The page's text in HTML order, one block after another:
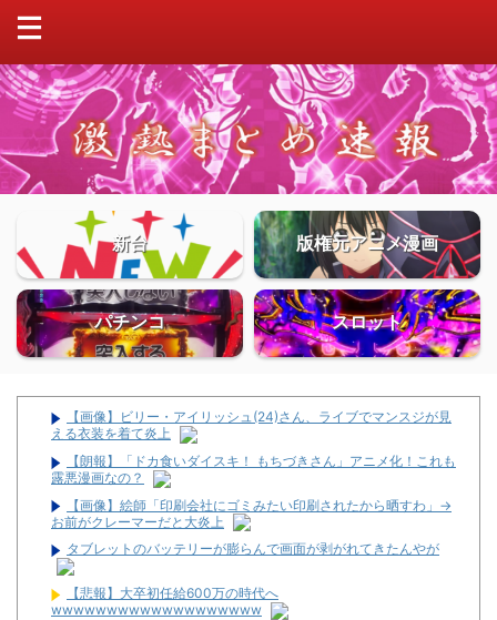
新台 版権元アニメ漫画
パチンコ スロット
【画像】ビリー・アイリッシュ(24)さん、ライブでマンスジが見
える衣装を着て炎上
【朗報】「ドカ食いダイスキ！ もちづきさん」アニメ化！これも
露悪漫画なの？
【画像】絵師「印刷会社にゴミみたい印刷されたから晒すわ」→
お前がクレーマーだと大炎上
タブレットのバッテリーが膨らんで画面が剥がれてきたんやが
【悲報】大卒初任給600万の時代へ
wwwwwwwwwwwwwwwwwww